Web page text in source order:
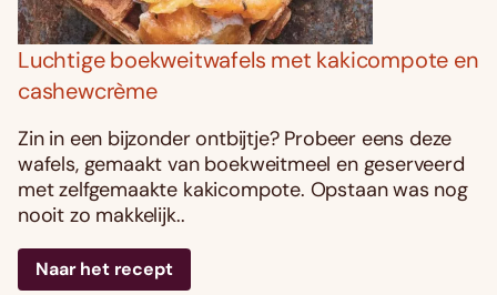
Luchtige boekweitwafels met kakicompote en
cashewcrème
Zin in een bijzonder ontbijtje? Probeer eens deze
wafels, gemaakt van boekweitmeel en geserveerd
met zelfgemaakte kakicompote. Opstaan was nog
nooit zo makkelijk..
Naar het recept